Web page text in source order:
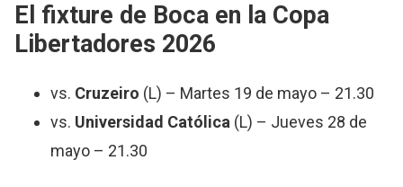
El fixture de Boca en la Copa
Libertadores 2026
vs. Cruzeiro (L) – Martes 19 de mayo – 21.30
vs. Universidad Católica (L) – Jueves 28 de
mayo – 21.30